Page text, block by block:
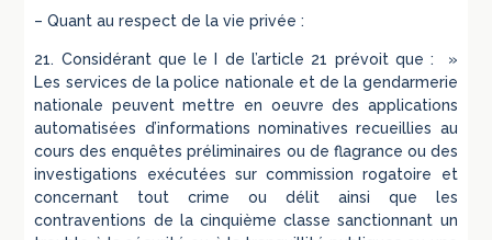
– Quant au respect de la vie privée :
21. Considérant que le I de l’article 21 prévoit que : »
Les services de la police nationale et de la gendarmerie
nationale peuvent mettre en oeuvre des applications
automatisées d’informations nominatives recueillies au
cours des enquêtes préliminaires ou de flagrance ou des
investigations exécutées sur commission rogatoire et
concernant tout crime ou délit ainsi que les
contraventions de la cinquième classe sanctionnant un